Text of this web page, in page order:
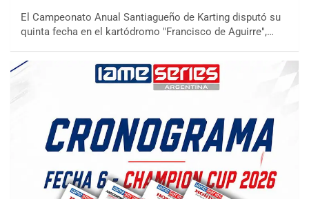
El Campeonato Anual Santiagueño de Karting disputó su
quinta fecha en el kartódromo "Francisco de Aguirre",…